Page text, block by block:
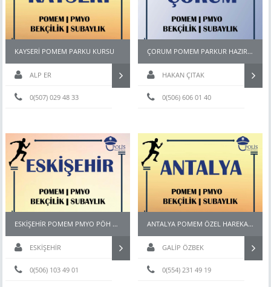
KAYSERİ POMEM PARKU KURSU
ALP ER
0(507) 029 48 33
ÇORUM POMEM PARKUR HAZIRLIK KURSU
HAKAN ÇITAK
0(506) 606 01 40
ESKİŞEHİR POMEM PMYO PÖH BEKÇİ KURSU
ESKİŞEHİR
0(506) 103 49 01
ANTALYA POMEM ÖZEL HAREKAT PAEM PMYO KURSU
GALİP ÖZBEK
0(554) 231 49 19